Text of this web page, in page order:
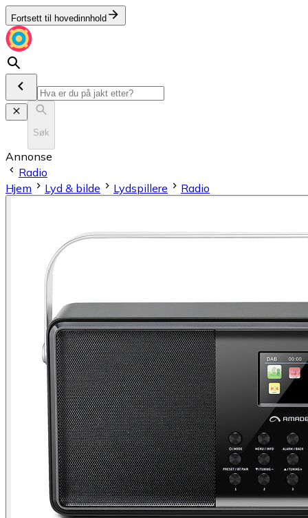
Fortsett til hovedinnhold
Søk
Annonse
Radio
Hjem
Lyd & bilde Lydspillere Radio